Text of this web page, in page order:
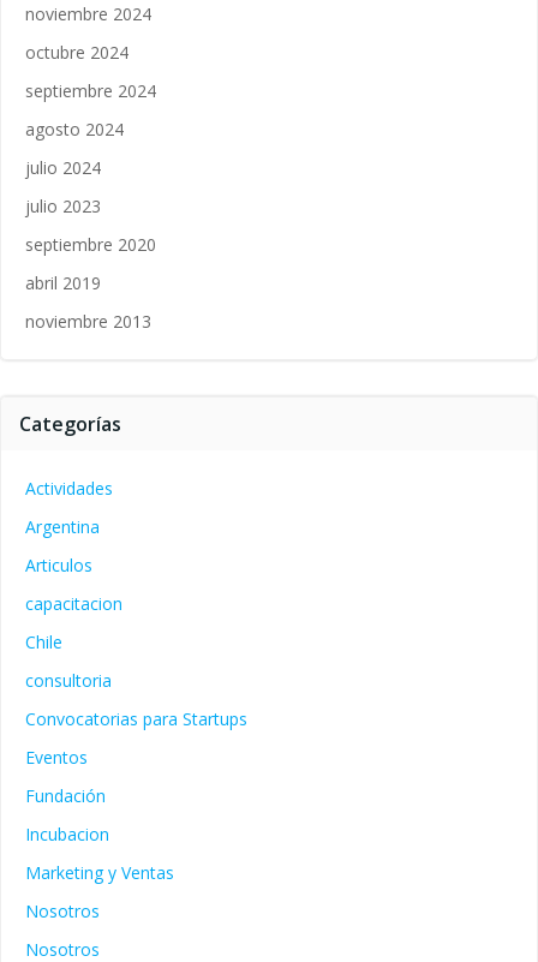
noviembre 2024
octubre 2024
septiembre 2024
agosto 2024
julio 2024
julio 2023
septiembre 2020
abril 2019
noviembre 2013
Categorías
Actividades
Argentina
Articulos
capacitacion
Chile
consultoria
Convocatorias para Startups
Eventos
Fundación
Incubacion
Marketing y Ventas
Nosotros
Nosotros